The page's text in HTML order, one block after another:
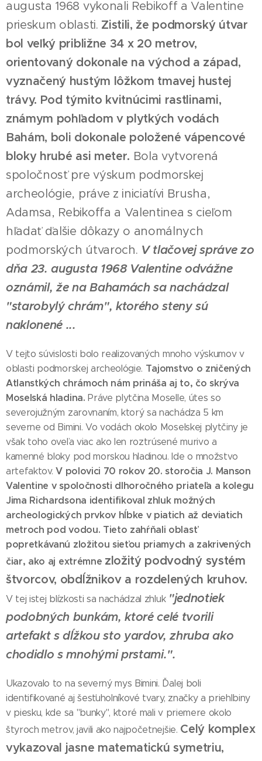
augusta 1968 vykonali Rebikoff a Valentine
prieskum oblasti. Zistili, že podmorský útvar
bol veľký približne 34 x 20 metrov,
orientovaný dokonale na východ a západ,
vyznačený hustým lôžkom tmavej hustej
trávy. Pod týmito kvitnúcimi rastlinami,
známym pohľadom v plytkých vodách
Bahám, boli dokonale položené vápencové
bloky hrubé asi meter. Bola vytvorená
spoločnosť pre výskum podmorskej
archeológie, práve z iniciatívi Brusha,
Adamsa, Rebikoffa a Valentinea s cieľom
hľadať ďalšie dôkazy o anomálnych
podmorských útvaroch. V tlačovej správe zo
dňa 23. augusta 1968 Valentine odvážne
oznámil, že na Bahamách sa nachádzal
"starobylý chrám", ktorého steny sú
naklonené ...
V tejto súvislosti bolo realizovaných mnoho výskumov v
oblasti podmorskej archeológie. Tajomstvo o zničených
Atlanstkých chrámoch nám prináša aj to, čo skrýva
Moselská hladina. Práve plytčina Moselle, útes so
severojužným zarovnaním, ktorý sa nachádza 5 km
severne od Bimini. Vo vodách okolo Moselskej plytčiny je
však toho oveľa viac ako len roztrúsené murivo a
kamenné bloky pod morskou hladinou. Ide o množstvo
artefaktov.V polovici 70 rokov 20. storočia J. Manson
Valentine v spoločnosti dlhoročného priateľa a kolegu
Jima Richardsona identifikoval zhluk možných
archeologických prvkov hĺbke v piatich až deviatich
metroch pod vodou. Tieto zahŕňali oblasť
popretkávanú zložitou sieťou priamych a zakrivených
čiar, ako aj extrémne zložitý podvodný systém
štvorcov, obdĺžnikov a rozdelených kruhov.
V tej istej blízkosti sa nachádzal zhluk "jednotiek
podobných bunkám, ktoré celé tvorili
artefakt s dĺžkou sto yardov, zhruba ako
chodidlo s mnohými prstami.".
Ukazovalo to na severný mys Bimini. Ďalej boli
identifikované aj šesťuholníkové tvary, značky a priehlbiny
v piesku, kde sa "bunky", ktoré mali v priemere okolo
štyroch metrov, javili ako najpočetnejšie. Celý komplex
vykazoval jasne matematickú symetriu,